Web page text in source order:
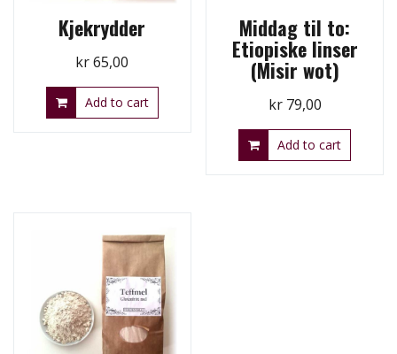
Kjekrydder
kr65,00
Add to cart
Middag til to:
Etiopiske linser
(Misir wot)
kr79,00
Add to cart